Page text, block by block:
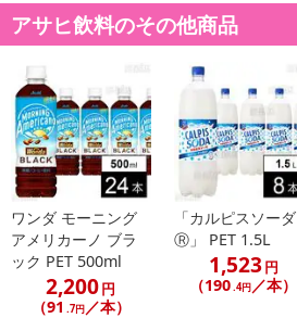
アサヒ飲料のその他商品
ワンダ モーニング
アメリカーノ ブラ
ック PET 500ml
2,200円
（91 .7円／本）
「カルピスソーダ
Ⓡ」 PET 1.5L
1,523円
（190.4円 ／本）